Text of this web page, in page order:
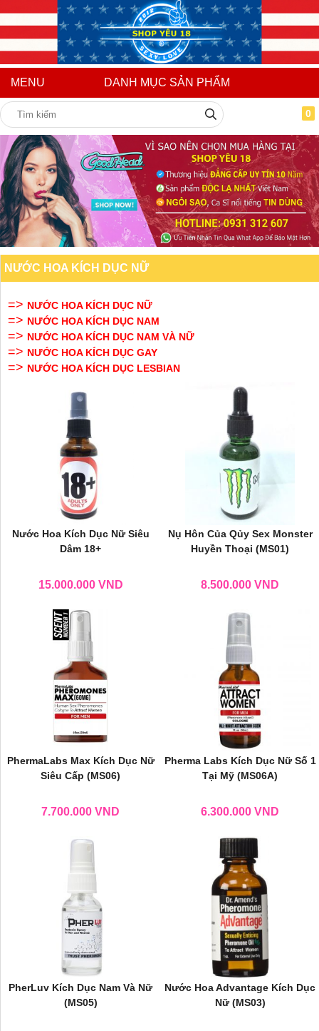
MENU DANH MỤC SẢN PHẨM
0
NƯỚC HOA KÍCH DỤC NỮ
=> NƯỚC HOA KÍCH DỤC NỮ
=> NƯỚC HOA KÍCH DỤC NAM
=> NƯỚC HOA KÍCH DỤC NAM VÀ NỮ
=> NƯỚC HOA KÍCH DỤC GAY
=> NƯỚC HOA KÍCH DỤC LESBIAN
Nước Hoa Kích Dục Nữ Siêu
Dâm 18+
15.000.000 VND
Nụ Hôn Của Qủy Sex Monster
Huyền Thoại (MS01)
8.500.000 VND
PhermaLabs Max Kích Dục Nữ
Siêu Cấp (MS06)
7.700.000 VND
Pherma Labs Kích Dục Nữ Số 1
Tại Mỹ (MS06A)
6.300.000 VND
PherLuv Kích Dục Nam Và Nữ
(MS05)
Nước Hoa Advantage Kích Dục
Nữ (MS03)